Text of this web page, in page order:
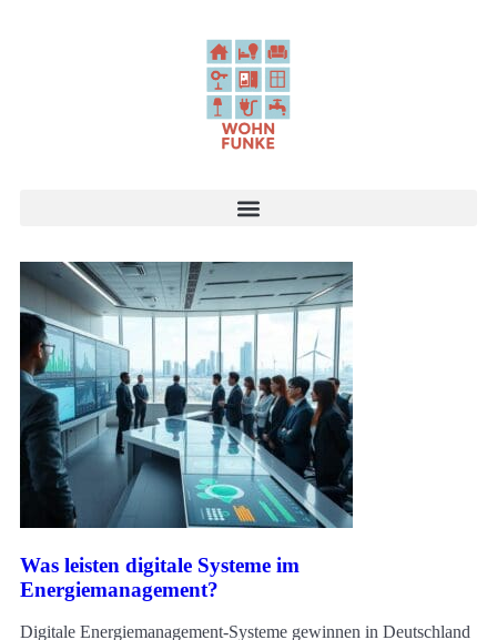
Was leisten digitale Systeme im
Energiemanagement?
Digitale Energiemanagement-Systeme gewinnen in Deutschland